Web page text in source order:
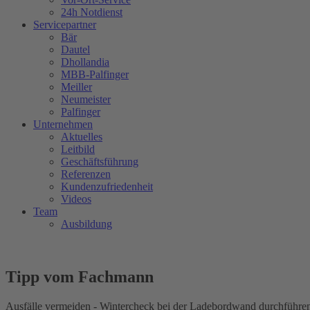
24h Notdienst
Servicepartner
Bär
Dautel
Dhollandia
MBB-Palfinger
Meiller
Neumeister
Palfinger
Unternehmen
Aktuelles
Leitbild
Geschäftsführung
Referenzen
Kundenzufriedenheit
Videos
Team
Ausbildung
Tipp vom Fachmann
Ausfälle vermeiden - Wintercheck bei der Ladebordwand